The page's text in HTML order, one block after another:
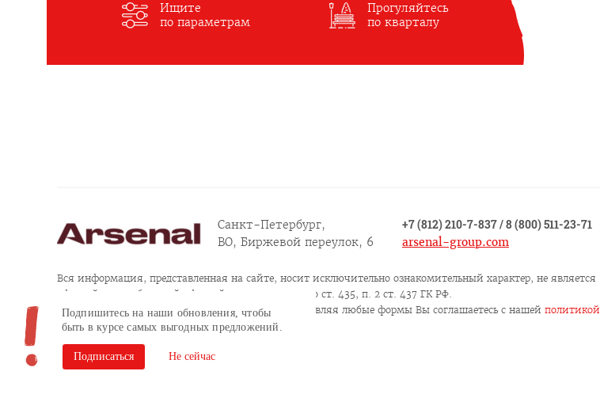
Подпишитесь на наши обновления, чтобы
быть в курсе самых выгодных предложений.
Подписаться Не сейчас
Ищите
по параметрам
Прогуляйтесь
по кварталу
Санкт-Петербург,
ВО, Биржевой переулок, 6
+7 (812) 210-7-837/8 (800) 511-23-71
arsenal-group.com
Вся информация, представленная на сайте, носит исключительно ознакомительный характер, не является
офертой или публичной офертой в соответствии со ст. 435, п. 2 ст. 437 ГК РФ.
Продолжая пользоваться сайтом, заполняя и отправляя любые формы Вы соглашаетесь c нашей политикой
конфиденциальности
Согласие на обработку персональных данных
Сайт разработан в Brandson